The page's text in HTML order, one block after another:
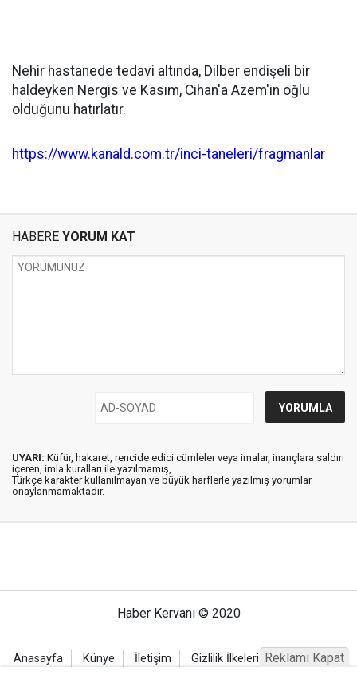
Nehir hastanede tedavi altında, Dilber endişeli bir
haldeyken Nergis ve Kasım, Cihan'a Azem'in oğlu
olduğunu hatırlatır.
https://www.kanald.com.tr/inci-taneleri/fragmanlar
HABERE YORUM KAT
UYARI: Küfür, hakaret, rencide edici cümleler veya imalar, inançlara saldırı
içeren, imla kuralları ile yazılmamış,
Türkçe karakter kullanılmayan ve büyük harflerle yazılmış yorumlar
onaylanmamaktadır.
Haber Kervanı © 2020
Anasayfa Künye İletişim Gizlilik İlkeleri Sitene Ekle
Reklamı Kapat